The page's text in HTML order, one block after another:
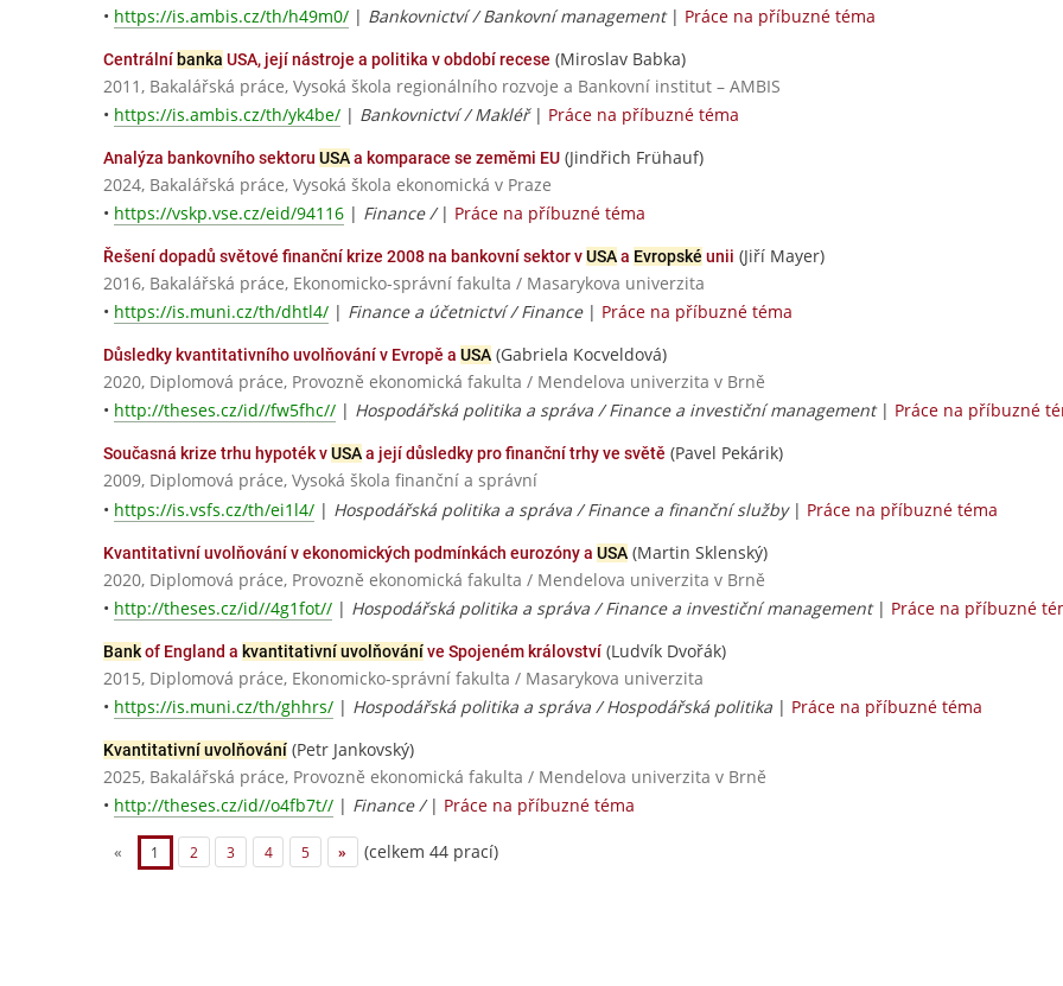
• https://is.ambis.cz/th/h49m0/ | Bankovnictví / Bankovní management| Práce na příbuzné téma
Centrální banka USA, její nástroje a politika v období recese (Miroslav Babka)
2011, Bakalářská práce, Vysoká škola regionálního rozvoje a Bankovní institut – AMBIS
• https://is.ambis.cz/th/yk4be/ | Bankovnictví / Makléř| Práce na příbuzné téma
Analýza bankovního sektoru USAa komparace se zeměmi EU (Jindřich Frühauf)
2024, Bakalářská práce, Vysoká škola ekonomická v Praze
• https://vskp.vse.cz/eid/94116 | Finance / | Práce na příbuzné téma
Řešení dopadů světové finanční krize 2008 na bankovní sektor vUSAa Evropské unii (Jiří Mayer)
2016, Bakalářská práce, Ekonomicko-správní fakulta / Masarykova univerzita
• https://is.muni.cz/th/dhtl4/ | Finance a účetnictví / Finance| Práce na příbuzné téma
Důsledky kvantitativního uvolňování v Evropě a USA (Gabriela Kocveldová)
2020, Diplomová práce, Provozně ekonomická fakulta / Mendelova univerzita v Brně
• http://theses.cz/id//fw5fhc// | Hospodářská politika a správa / Finance a investiční management| Práce na příbuzné
Současná krize trhu hypoték vUSAa její důsledky pro finanční trhy ve světě (Pavel Pekárik)
2009, Diplomová práce, Vysoká škola finanční a správní
• https://is.vsfs.cz/th/ei1l4/ | Hospodářská politika a správa / Finance a finanční služby| Práce na příbuzné téma
Kvantitativní uvolňování v ekonomických podmínkách eurozóny a USA (Martin Sklenský)
2020, Diplomová práce, Provozně ekonomická fakulta / Mendelova univerzita v Brně
• http://theses.cz/id//4g1fot// | Hospodářská politika a správa / Finance a investiční management| Práce na příbuzné
Bankof England a kvantitativní uvolňováníve Spojeném království (Ludvík Dvořák)
2015, Diplomová práce, Ekonomicko-správní fakulta / Masarykova univerzita
• https://is.muni.cz/th/ghhrs/ | Hospodářská politika a správa / Hospodářská politika | Práce na příbuzné téma
Kvantitativní uvolňování (Petr Jankovský)
2025, Bakalářská práce, Provozně ekonomická fakulta / Mendelova univerzita v Brně
• http://theses.cz/id//o4fb7t// | Finance / | Práce na příbuzné téma
« 1 2 3 4 5 » (celkem 44 prací)